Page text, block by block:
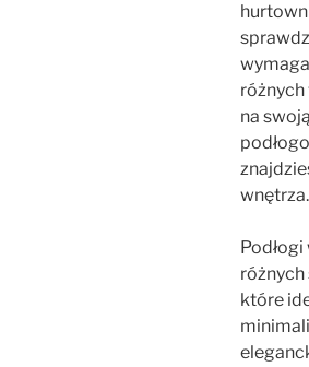
różnych
na
wnętrza.
które